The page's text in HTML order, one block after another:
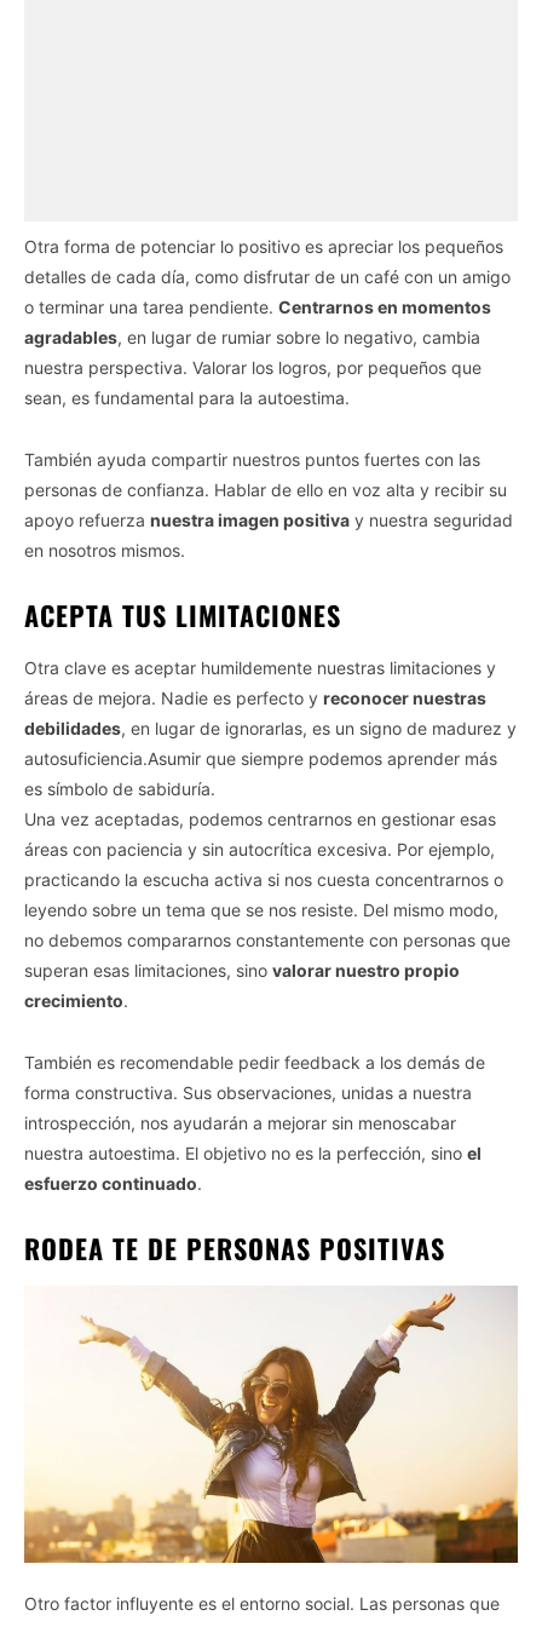
Otra forma de potenciar lo positivo es apreciar los pequeños
detalles de cada día, como disfrutar de un café con un amigo
o terminar una tarea pendiente. Centrarnos en momentos
agradables, en lugar de rumiar sobre lo negativo, cambia
nuestra perspectiva. Valorar los logros, por pequeños que
sean, es fundamental para la autoestima.
También ayuda compartir nuestros puntos fuertes con las
personas de confianza. Hablar de ello en voz alta y recibir su
apoyo refuerza nuestra imagen positiva y nuestra seguridad
en nosotros mismos.
ACEPTA TUS LIMITACIONES
Otra clave es aceptar humildemente nuestras limitaciones y
áreas de mejora. Nadie es perfecto y reconocer nuestras
debilidades, en lugar de ignorarlas, es un signo de madurez y
autosuficiencia.Asumir que siempre podemos aprender más
es símbolo de sabiduría.
Una vez aceptadas, podemos centrarnos en gestionar esas
áreas con paciencia y sin autocrítica excesiva. Por ejemplo,
practicando la escucha activa si nos cuesta concentrarnos o
leyendo sobre un tema que se nos resiste. Del mismo modo,
no debemos compararnos constantemente con personas que
superan esas limitaciones, sino valorar nuestro propio
crecimiento.
También es recomendable pedir feedback a los demás de
forma constructiva. Sus observaciones, unidas a nuestra
introspección, nos ayudarán a mejorar sin menoscabar
nuestra autoestima. El objetivo no es la perfección, sino el
esfuerzo continuado.
RODEA TE DE PERSONAS POSITIVAS
Otro factor influyente es el entorno social. Las personas que